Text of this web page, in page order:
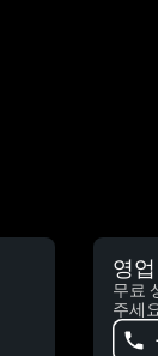
영
무료
주세